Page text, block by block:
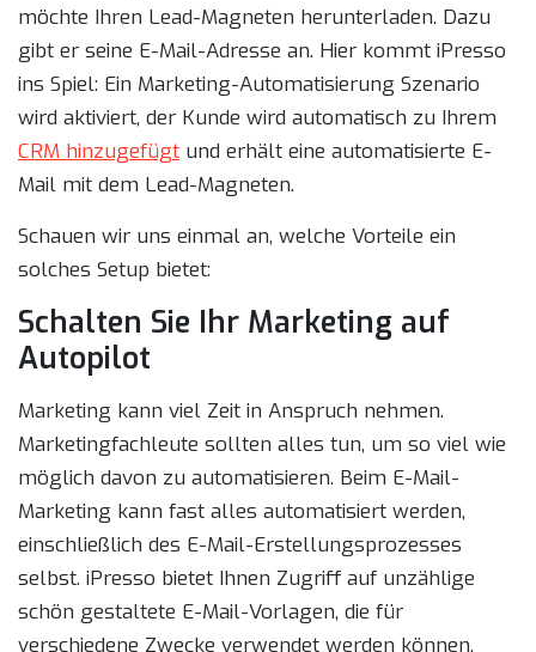
möchte Ihren Lead-Magneten herunterladen. Dazu
gibt er seine E-Mail-Adresse an. Hier kommt iPresso
ins Spiel: Ein Marketing-Automatisierung Szenario
wird aktiviert, der Kunde wird automatisch zu Ihrem
CRM hinzugefügt und erhält eine automatisierte E-
Mail mit dem Lead-Magneten.
Schauen wir uns einmal an, welche Vorteile ein
solches Setup bietet:
Schalten Sie Ihr Marketing auf
Autopilot
Marketing kann viel Zeit in Anspruch nehmen.
Marketingfachleute sollten alles tun, um so viel wie
möglich davon zu automatisieren. Beim E-Mail-
Marketing kann fast alles automatisiert werden,
einschließlich des E-Mail-Erstellungsprozesses
selbst. iPresso bietet Ihnen Zugriff auf unzählige
schön gestaltete E-Mail-Vorlagen, die für
verschiedene Zwecke verwendet werden können.